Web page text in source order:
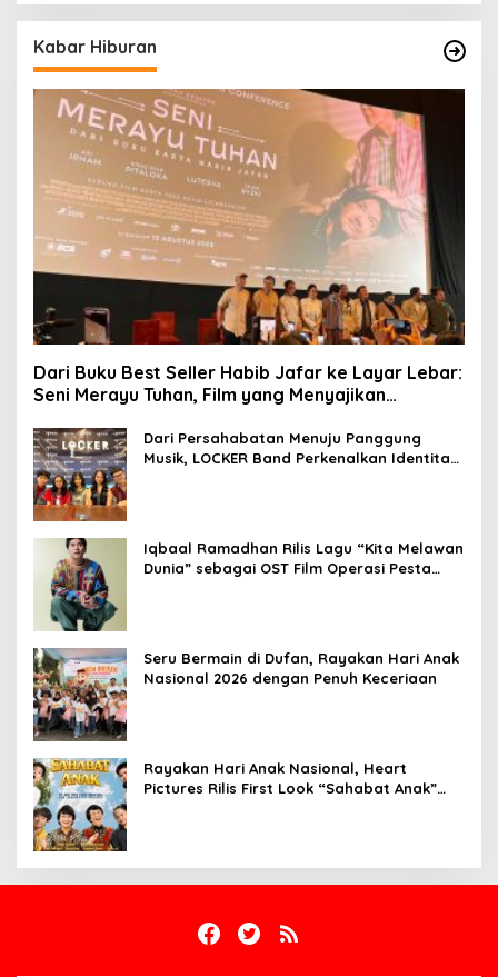
Kabar Hiburan
Dari Buku Best Seller Habib Jafar ke Layar Lebar:
Seni Merayu Tuhan, Film yang Menyajikan
Dari Persahabatan Menuju Panggung
Musik, LOCKER Band Perkenalkan Identitas
Iqbaal Ramadhan Rilis Lagu “Kita Melawan
Dunia” sebagai OST Film Operasi Pesta
Seru Bermain di Dufan, Rayakan Hari Anak
Nasional 2026 dengan Penuh Keceriaan
Rayakan Hari Anak Nasional, Heart
Pictures Rilis First Look “Sahabat Anak”